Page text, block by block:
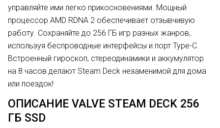
управляйте ими легко прикосновениями. Мощный
процессор AMD RDNA 2 обеспечивает отзывчивую
работу. Сохраняйте до 256 ГБ игр разных жанров,
используя беспроводные интерфейсы и порт Type-C.
Встроенный гироскоп, стереодинамики и аккумулятор
на 8 часов делают Steam Deck незаменимой для дома
или поездок!
ОПИСАНИЕ VALVE STEAM DECK 256
ГБ SSD